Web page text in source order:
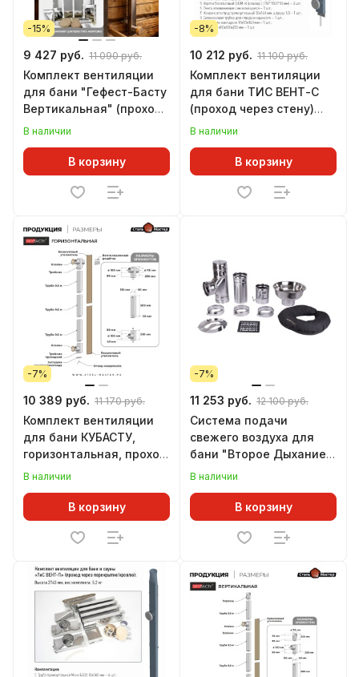
-15%
9 427 руб. 11 090 руб.
Комплект вентиляции
для бани "Гефест-Басту
Вертикальная" (проход
через перекрытие/
В наличии
В корзину
-8%
10 212 руб. 11 100 руб.
Комплект вентиляции
для бани ТИС ВЕНТ-С
(проход через стену)
(430 СТАНДАРТ)
В наличии
В корзину
-7%
10 389 руб. 11 170 руб.
Комплект вентиляции
для бани КУБАСТУ,
горизонтальная, проход
через стену (AISI 430)
В наличии
В корзину
-7%
11 253 руб. 12 100 руб.
Система подачи
свежего воздуха для
бани "Второе Дыхание"
Мини (430)
В наличии
В корзину